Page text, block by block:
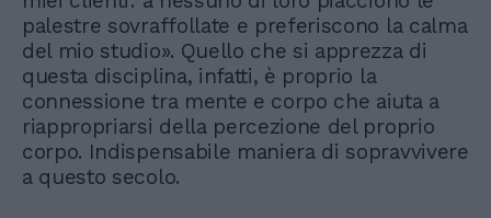
palestre sovraffollate e preferiscono la calma
del mio studio». Quello che si apprezza di
questa disciplina, infatti, è proprio la
connessione tra mente e corpo che aiuta a
riappropriarsi della percezione del proprio
corpo. Indispensabile maniera di sopravvivere
a questo secolo.